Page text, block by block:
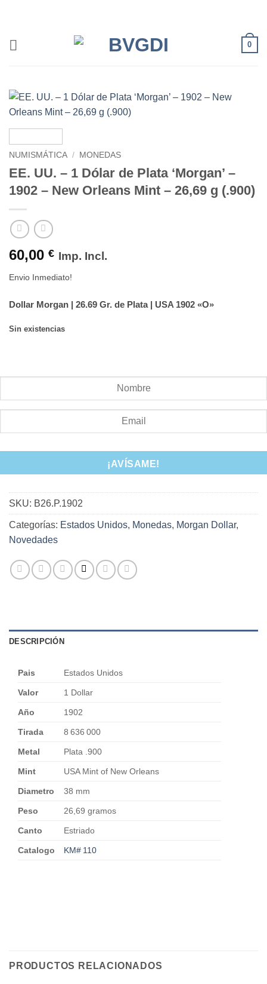
0
NUMISMÁTICA / MONEDAS
EE. UU. – 1 Dólar de Plata ‘Morgan’ –
1902 – New Orleans Mint – 26,69 g (.900)
60,00 € Imp. Incl.
Envio Inmediato!
Dollar Morgan | 26.69 Gr. de Plata | USA 1902 «O»
Sin existencias
¡AVÍSAME!
SKU: B26.P.1902
Categorías: Estados Unidos, Monedas, Morgan Dollar,
Novedades
DESCRIPCIÓN
Pais Estados Unidos
Valor 1 Dollar
Año 1902
Tirada 8 636 000
Metal Plata .900
Mint USA Mint of New Orleans
Diametro 38 mm
Peso 26,69 gramos
Canto Estriado
Catalogo KM# 110
PRODUCTOS RELACIONADOS